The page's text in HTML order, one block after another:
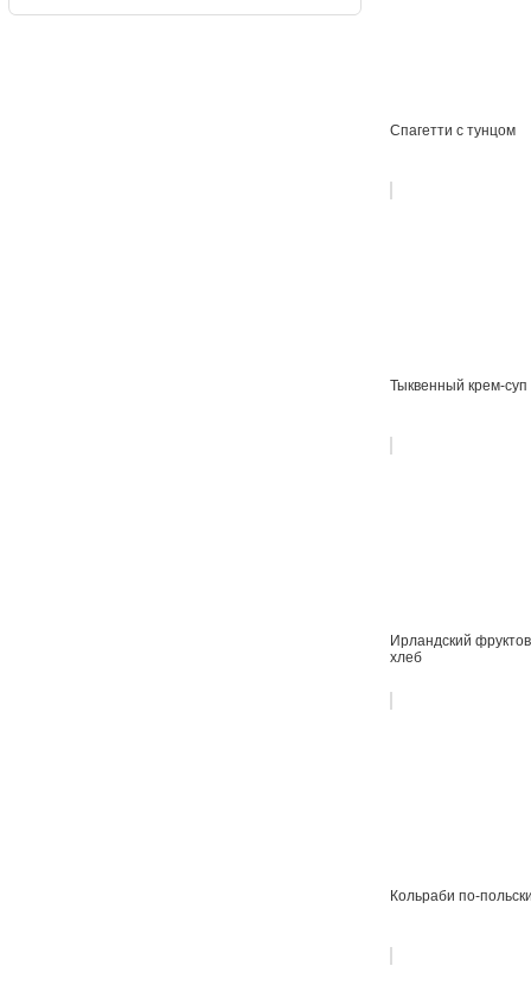
Спагетти с тунцом
Тыквенный крем-суп
Ирландский
хлеб
Кольраби по-